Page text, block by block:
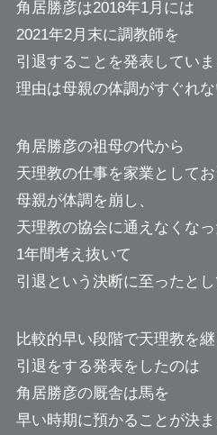
角居勝彦は2018年1月には
2021年2月末に調教師を
引退することを発表していま
理由は母親の体調がすぐれな
角居勝彦の祖母の代から
天理教の仕事を家業としてお
母親が体調を崩し、
天理教の協会に通えなくな
1年間考え抜いて
引退という決断に至ったとし
比較的早い段階で天理教を
引退をする発表をしたのは
角居勝彦の厩舎は馬を
早い時期に預かることが決ま